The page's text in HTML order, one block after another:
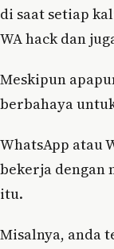
di saat setiap
WA hack dan
Meskipun
berbahaya
WhatsApp atau
bekerja dengan
itu.
Misalnya, anda